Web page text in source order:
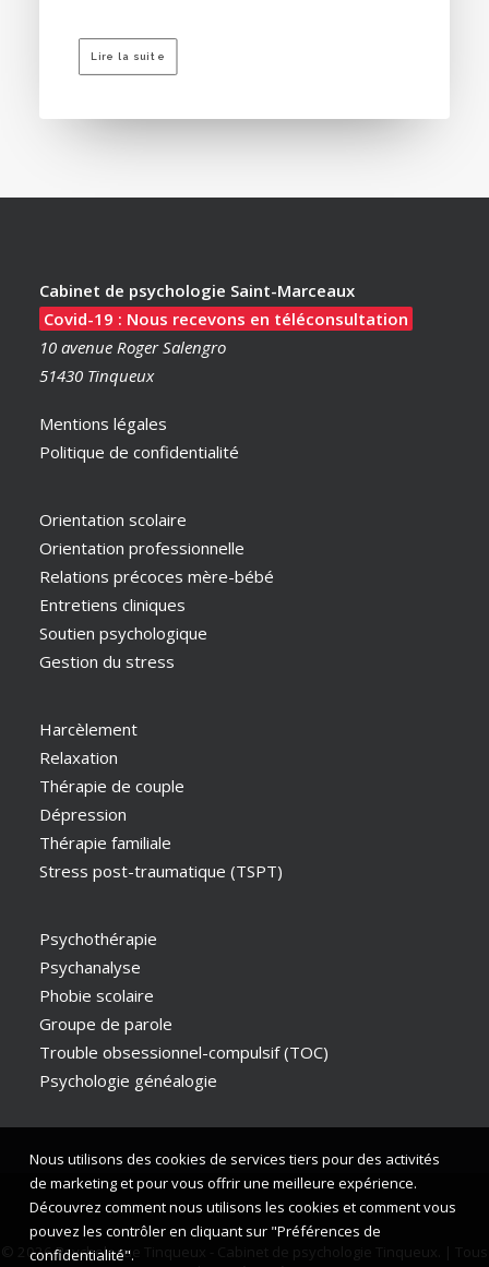
Lire la suite
Cabinet de psychologie Saint-Marceaux
Covid-19 : Nous recevons en téléconsultation
10 avenue Roger Salengro
51430 Tinqueux
Mentions légales
Politique de confidentialité
Orientation scolaire
Orientation professionnelle
Relations précoces mère-bébé
Entretiens cliniques
Soutien psychologique
Gestion du stress
Harcèlement
Relaxation
Thérapie de couple
Dépression
Thérapie familiale
Stress post-traumatique (TSPT)
Psychothérapie
Psychanalyse
Phobie scolaire
Groupe de parole
Trouble obsessionnel-compulsif (TOC)
Psychologie généalogie
© 2026 Psychologue Tinqueux - Cabinet de psychologie Tinqueux. | Tous
Nous utilisons des cookies de services tiers pour des activités
de marketing et pour vous offrir une meilleure expérience.
Découvrez comment nous utilisons les cookies et comment vous
pouvez les contrôler en cliquant sur "Préférences de
confidentialité".